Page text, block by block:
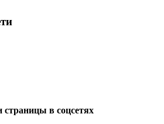
в соцсетях